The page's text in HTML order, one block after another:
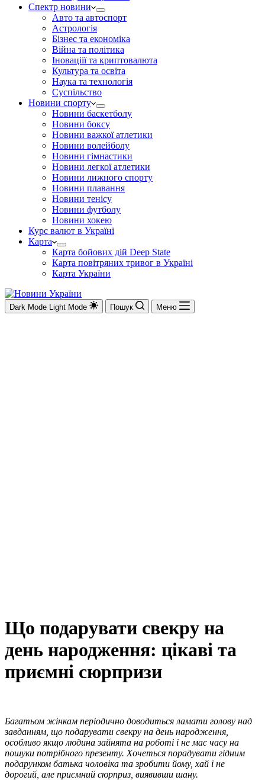
Спектр новини
Авто та автоспорт
Астрологія
Бізнес та економіка
Війна та політика
Іноваціії та криптовалюта
Культура та освіта
Наука та технологія
Суспільство
Новини спорту
Новини баскетболу
Новини боксу
Новини важкої атлетики
Новини волейболу
Новини гімнастики
Новини легкої атлетики
Новини лижного спорту
Новини плавання
Новини тенісу
Новини футболу
Новини хокею
Курс валют в Україні
Карта
Карта бойових дій Deep State
Карта повітряних тривог в Україні
Карта України
Dark Mode Light Mode Пошук Меню
Що подарувати свекру на
день народження: цікаві та
приємні сюрпризи
Багатьом жінкам періодично доводиться ламати голову над
завданням, що подарувати свекру на день народження,
особливо якщо людина зайнята на роботі і не має часу на
пошуки потрібного презенту. Хочеться порадувати гідним
подарунком батька чоловіка та зробити йому, хай і не
дорогий, але приємний сюрприз, виявивши шану.